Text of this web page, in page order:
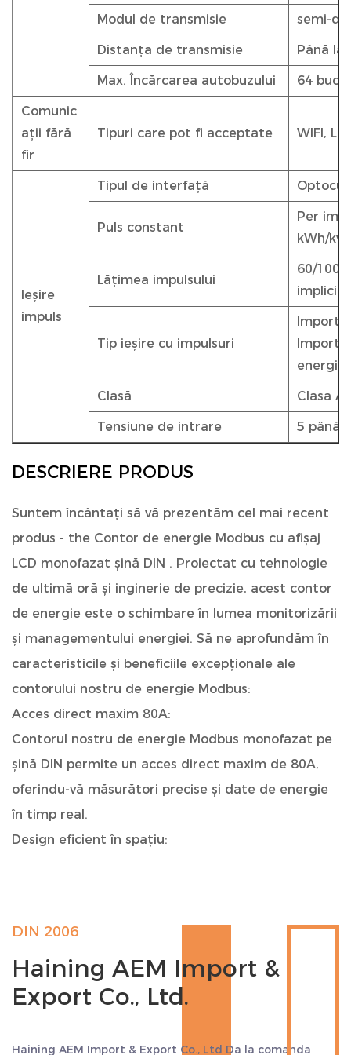
Modul de transmisie semi-
Distanța de transmisie Până la
Max. Încărcarea autobuzului 64 buc
Comunic
ații fără
fir
Tipuri care pot fi acceptate WIFI,
Ieșire
impuls
Tipul de interfață
Puls constant
Per
kWh/
Lățimea impulsului
60/100/
implicit
Tip ieșire cu impulsuri
Import/
Import/
energie
Clasă Clasa
Tensiune de intrare 5 până
DESCRIERE PRODUS
Suntem încântați să vă prezentăm cel mai recent
produs - the Contor de energie Modbus cu afișaj
LCD monofazat șină DIN . Proiectat cu tehnologie
de ultimă oră și inginerie de precizie, acest contor
de energie este o schimbare în lumea monitorizării
și managementului energiei. Să ne aprofundăm în
caracteristicile și beneficiile excepționale ale
contorului nostru de energie Modbus:
Acces direct maxim 80A:
Contorul nostru de energie Modbus monofazat pe
șină DIN permite un acces direct maxim de 80A,
oferindu-vă măsurători precise și date de energie
în timp real.
Design eficient în spațiu:
și economisitoare de spațiu.
Funcționalitate multi-tarifă versatilă:
Preluați controlul asupra consumului dvs. de
DIN 2006
Haining AEM Import &
Export Co., Ltd.
Haining AEM Import & Export Co., Ltd Da la comanda